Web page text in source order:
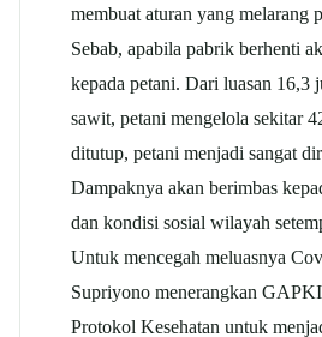
membuat aturan yang melarang
Sebab, apabila pabrik berhenti
kepada petani. Dari luasan 16,3
sawit, petani mengelola sekitar
ditutup, petani menjadi sangat
Dampaknya akan berimbas
dan kondisi sosial wilayah
Untuk mencegah meluasnya
Supriyono menerangkan
Protokol Kesehatan untuk